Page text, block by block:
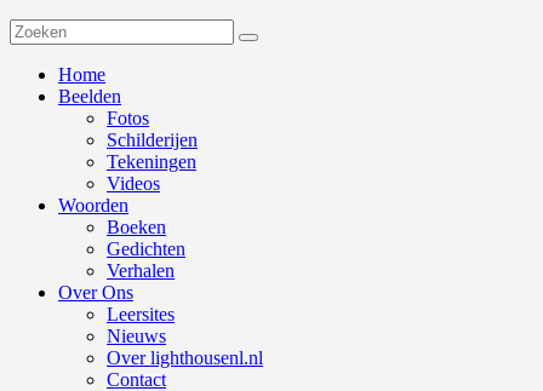
Home
Beelden
Fotos
Schilderijen
Tekeningen
Videos
Woorden
Boeken
Gedichten
Verhalen
Over Ons
Leersites
Nieuws
Over lighthousenl.nl
Contact